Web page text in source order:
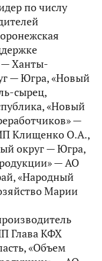
по числу
— Ханты-
— Югра, «Новый
сырец,
«Новый
—
Клищенко О.А.,
округ — Югра,
— АО
«Народный
Марии
Глава КФХ
«Объем